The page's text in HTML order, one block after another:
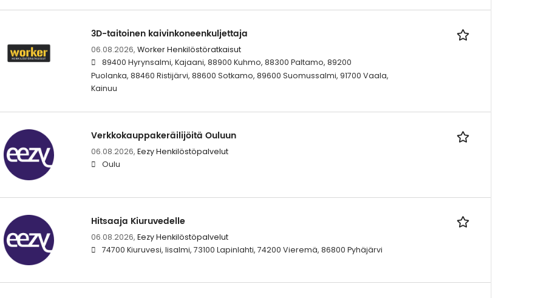
3D-taitoinen kaivinkoneenkuljettaja
06.08.2026, Worker Henkilöstöratkaisut
89400 Hyrynsalmi, Kajaani, 88900 Kuhmo, 88300 Paltamo, 89200
Puolanka, 88460 Ristijärvi, 88600 Sotkamo, 89600 Suomussalmi, 91700 Vaala,
Kainuu
Verkkokauppakeräilijöitä Ouluun
06.08.2026, Eezy Henkilöstöpalvelut
Oulu
Hitsaaja Kiuruvedelle
06.08.2026, Eezy Henkilöstöpalvelut
74700 Kiuruvesi, Iisalmi, 73100 Lapinlahti, 74200 Vieremä, 86800 Pyhäjärvi